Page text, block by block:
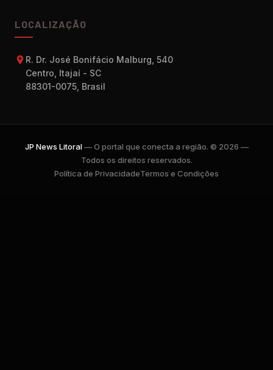
LOCALIZAÇÃO
R. Dr. José Bonifácio Malburg, 540
Centro, Itajaí - SC
88301-0075, Brasil
JP News Litoral— O portal que conecta a região. © 2026 —
Todos os direitos reservados.
Política de PrivacidadeTermos e Condições